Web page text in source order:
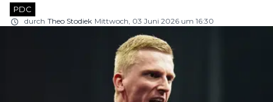
PDC
durch Theo Stodiek Mittwoch, 03 Juni 2026 um 16:30